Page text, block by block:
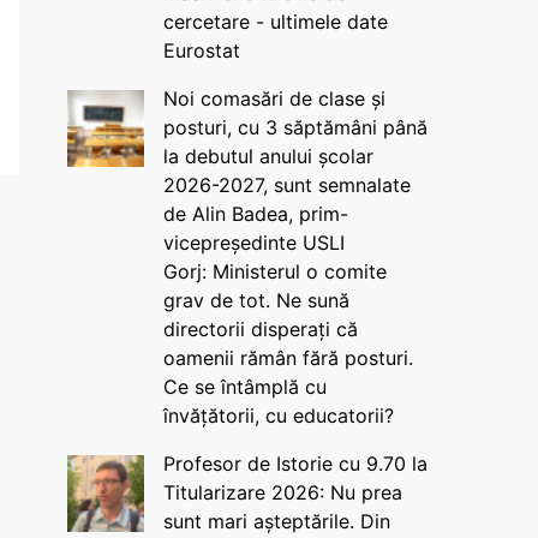
cercetare - ultimele date
Eurostat
Noi comasări de clase și
posturi, cu 3 săptămâni până
la debutul anului școlar
2026-2027, sunt semnalate
de Alin Badea, prim-
vicepreședinte USLI
Gorj: Ministerul o comite
grav de tot. Ne sună
directorii disperați că
oamenii rămân fără posturi.
Ce se întâmplă cu
învățătorii, cu educatorii?
Profesor de Istorie cu 9.70 la
Titularizare 2026: Nu prea
sunt mari așteptările. Din